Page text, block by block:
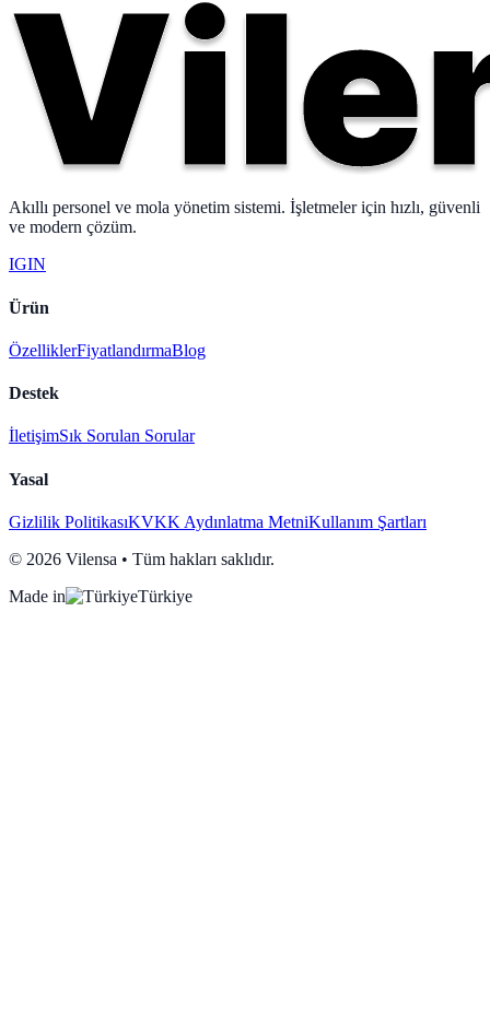
Akıllı personel ve mola yönetim sistemi. İşletmeler için hızlı, güvenli
ve modern çözüm.
IGIN
Ürün
ÖzelliklerFiyatlandırmaBlog
Destek
İletişimSık Sorulan Sorular
Yasal
Gizlilik PolitikasıKVKK Aydınlatma MetniKullanım Şartları
© 2026 Vilensa • Tüm hakları saklıdır.
Made in
Türkiye